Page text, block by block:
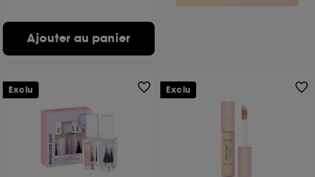
Ajouter au panier
Exclu Exclu